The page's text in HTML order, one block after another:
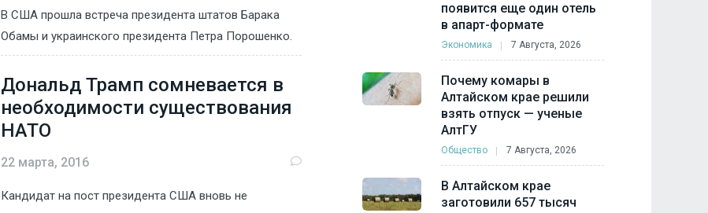
В США прошла встреча президента штатов Барака
Обамы и украинского президента Петра Порошенко.
Дональд Трамп сомневается в
необходимости существования
НАТО
22 марта, 2016
Кандидат на пост президента США вновь не
появится еще один отель
в апарт-формате
Экономика 7 Августа, 2026
Почему комары в
Алтайском крае решили
взять отпуск — ученые
АлтГУ
Общество 7 Августа, 2026
В Алтайском крае
заготовили 657 тысяч